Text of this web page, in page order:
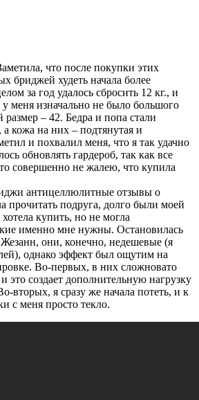
что после покупки этих
бриджей худеть начала более
за год удалось сбросить 12 кг., и
меня изначально не было большого
размер – 42. Бедра и попа стали
кожа на них – подтянутая и
и похвалил меня, что я так удачно
обновлять гардероб, так как все
совершенно не жалею, что купила
антицеллюлитные отзывы о
прочитать подруга, долго были моей
купить, но не могла
именно мне нужны. Остановилась
они, конечно, недешевые (я
однако эффект был ощутим на
Во-первых, в них сложновато
это создает дополнительную нагрузку
вторых, я сразу же начала потеть, и к
с меня просто текло.